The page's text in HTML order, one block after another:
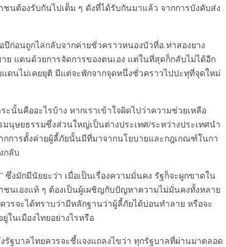
ชนต้องรับกันไปเต็ม ๆ ดังที่ได้รับกันมาแล้ว จากการบังคับส่ง
ปีก่อนถูกไล่กลับจากค่ายชั่วคราวหนองบัวที่อ.ท่าสองยาง
ย แดนด้วยการจัดการของตนเอง แต่ในที่สุดก็กลับไม่ได้อีก
ดนไม่เคยยุติ มีแต่จะพักจากจุดหนึ่งชั่วคราวไปปะทุที่จุดใหม่
ะนั้นคืออะไรบ้าง หากเราเข้าใจผิดไปว่าความช่วยเหลือ
มนุษยธรรมซึ่งส่วนใหญ่เป็นต่างประเทศ/ระหว่างประเทศนำ
กการตั้งค่ายผู้ลี้ภัยนั้นมีที่มาจากนโยบายและกฎเกณฑ์ในกา
กลับ
งมักมีนัยยะว่า เมื่อเป็นเรื่องความมั่นคง รัฐก็จะผูกขาดใน
นเองแท้ ๆ ต้องเป็นผู้เผชิญกับปัญหาความไม่มั่นคงทั้งหลาย
รจะได้ทราบว่ามีหลักฐานว่าผู้ลี้ภัยได้บ่อนทำลาย หรือจะ
ในเมืองไทยอย่างไรหรือ
รัฐบาลไทยควรจะชี้แจงแถลงไขว่า ทุกรัฐบาลที่ผ่านมาตลอด